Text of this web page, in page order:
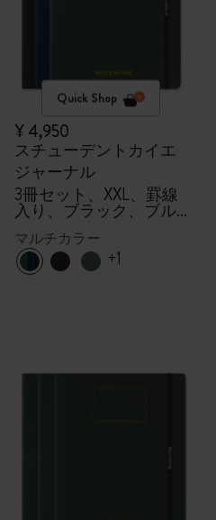
Quick Shop
¥ 4,950
スチューデントカイエ
ジャーナル
3冊セット、XXL、罫線
入り、ブラック、ブル
ー、グリーン
マルチカラー
+1